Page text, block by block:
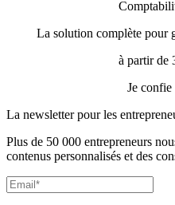
La solution complète pour
à partir de
Je confie
La newsletter pour les
Plus de 50 000 entrepreneurs
contenus personnalisés et des